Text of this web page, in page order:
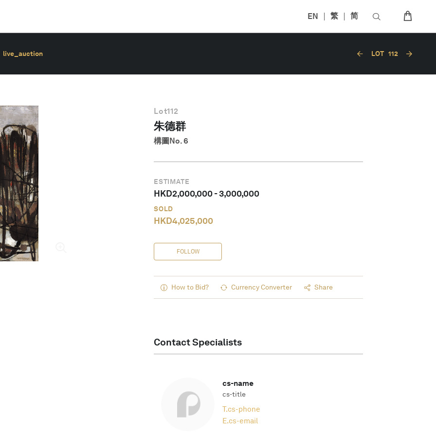
EN 繁 简
live_auction LOT 112
Lot112
朱德群
構圖No. 6
ESTIMATE
HKD2,000,000-3,000,000
SOLD
HKD4,025,000
FOLLOW
How to Bid? Currency Converter Share
Contact Specialists
cs-name
cs-title
T.cs-phone
E.cs-email